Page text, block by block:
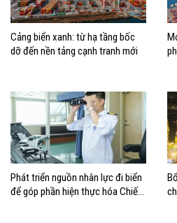
Cảng biển xanh: từ hạ tầng bốc
dỡ đến nền tảng cạnh tranh mới
Phát triển nguồn nhân lực đi biển
để góp phần hiện thực hóa Chiến